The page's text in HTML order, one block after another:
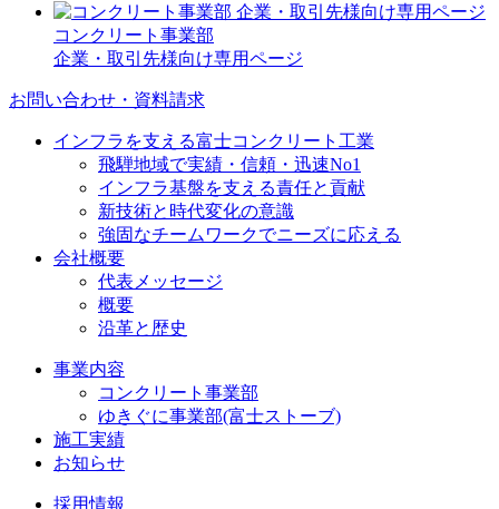
コンクリート事業部
企業・取引先様向け専用ページ
お問い合わせ・資料請求
インフラを支える富士コンクリート工業
飛騨地域で実績・信頼・迅速No1
インフラ基盤を支える責任と貢献
新技術と時代変化の意識
強固なチームワークでニーズに応える
会社概要
代表メッセージ
概要
沿革と歴史
事業内容
コンクリート事業部
ゆきぐに事業部(富士ストーブ)
施工実績
お知らせ
採用情報